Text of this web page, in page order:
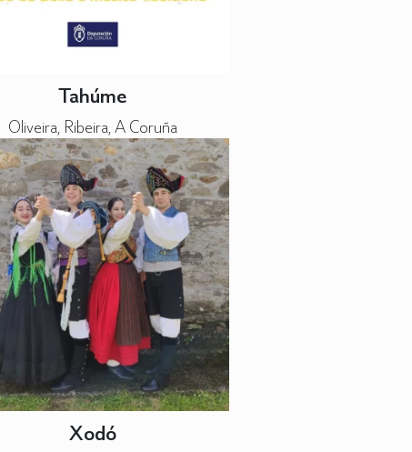
Tahúme
Oliveira, Ribeira, A Coruña
Xodó